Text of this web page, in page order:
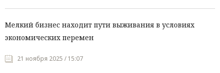
Мелкий бизнес находит пути выживания в условиях
экономических перемен
21 ноября 2025 / 15:07